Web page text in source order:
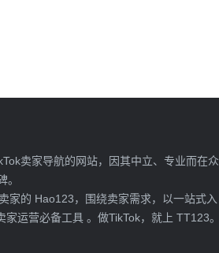
卖家导航的网站，因其中立、专业而在众
。
家的 Hao123，围绕卖家需求，以一站式入
家运营必备工具 。做TikTok，就上 TT123。